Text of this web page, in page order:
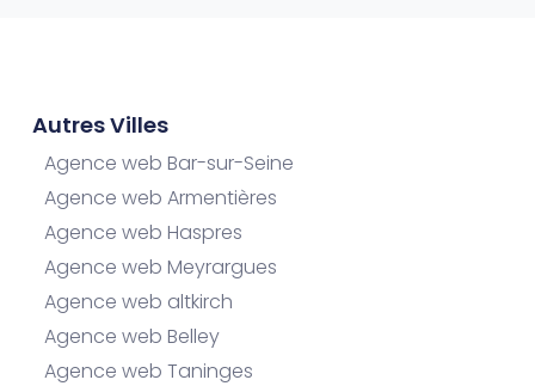
Autres Villes
Agence web Bar-sur-Seine
Agence web Armentières
Agence web Haspres
Agence web Meyrargues
Agence web altkirch
Agence web Belley
Agence web Taninges